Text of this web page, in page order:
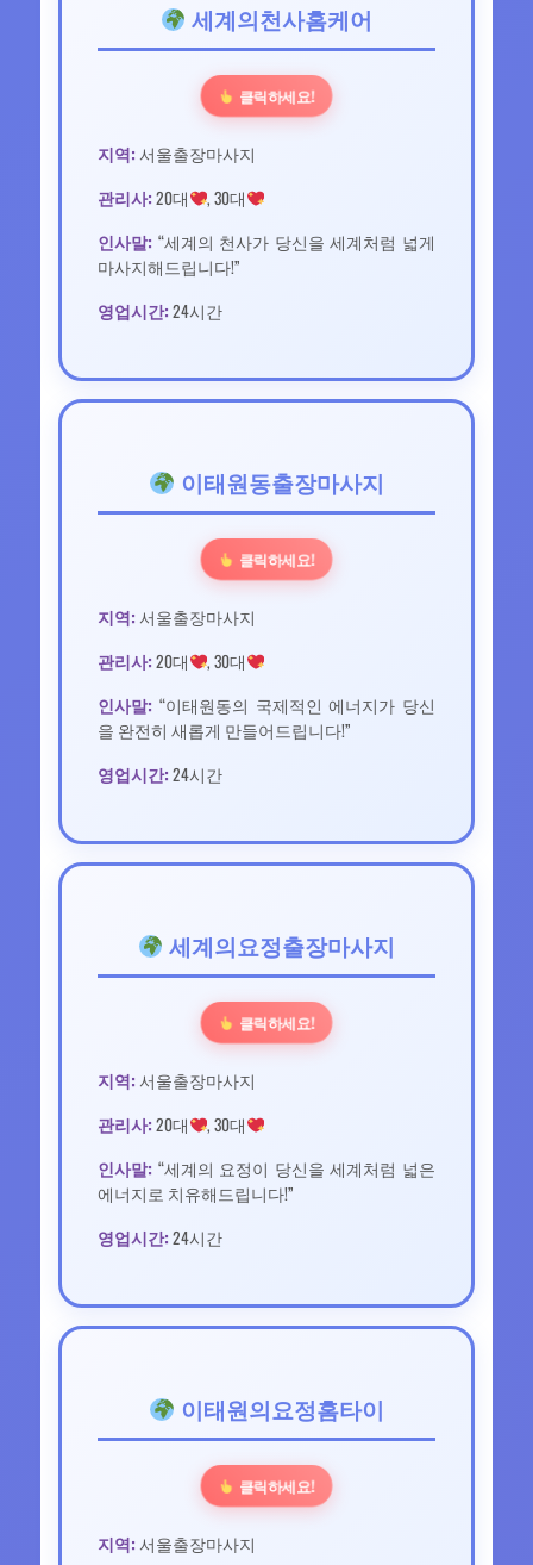
세계의천사홈케어
클릭하세요!
지역: 서울출장마사지
관리사: 20대 , 30대
인사말: “세계의 천사가 당신을 세계처럼 넓게
마사지해드립니다!”
영업시간: 24시간
이태원동출장마사지
클릭하세요!
지역: 서울출장마사지
관리사: 20대 , 30대
인사말: “이태원동의 국제적인 에너지가 당신
을 완전히 새롭게 만들어드립니다!”
영업시간: 24시간
세계의요정출장마사지
클릭하세요!
지역: 서울출장마사지
관리사: 20대 , 30대
인사말: “세계의 요정이 당신을 세계처럼 넓은
에너지로 치유해드립니다!”
영업시간: 24시간
이태원의요정홈타이
클릭하세요!
지역: 서울출장마사지